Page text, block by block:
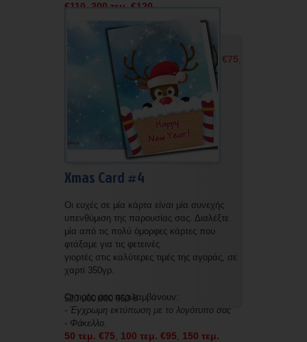
€110
200 τεμ. €120
Οι τιμές μας χωρίς εκτύπωση και χωρίς
φάκελο είναι οι εξής:
50 τεμ. €50 100 τεμ. €60 150 τεμ. €75
200 τεμ. €85
Xmas Card #4
Οι ευχές σε μία κάρτα είναι μία συνεχής
υπενθύμιση της παρουσίας σας. Διαλέξτε
μία από τις πολύ όμορφες κάρτες που
φτάξαμε για τις φετεινές
γιορτές στις καλύτερες τιμές της αγοράς, σε
χαρτί 350γρ.
Οι τιμές μας περιλαμβάνουν:
- Έγχρωμη εκτύπωση με το λογότυπο σας
- Φάκελλο.
50 τεμ. €75 100 τεμ. €95
150 τεμ.
520 000 000 953 8